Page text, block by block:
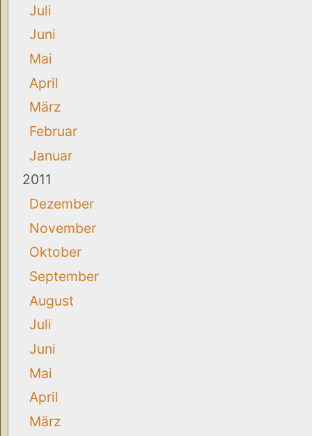
Juli
Juni
Mai
April
März
Februar
Januar
2011
Dezember
November
Oktober
September
August
Juli
Juni
Mai
April
März